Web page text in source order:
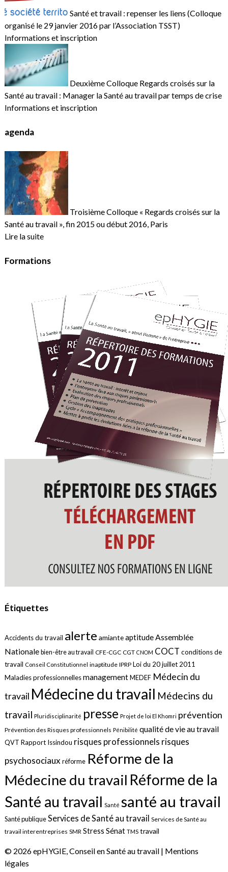
Santé et travail : repenser les liens (Colloque
organisé le 29 janvier 2016 par l’Association TSST)
Informations et inscription
Deuxième Colloque Regards croisés sur la
Santé au travail : Manager la Santé au travail par temps de crise
Informations et inscription
agenda
Troisième Colloque « Regards croisés sur la
Santé au travail », fin 2015 ou début 2016, Paris
Lire la suite
Formations
Étiquettes
Accidents du travail alerte amianteaptitudeAssemblée
Nationale bien-être au travail CFE-CGC CGT CNOM COCT conditions de
travail Conseil Constitutionnel inaptitude IPRP Loi du 20 juillet 2011
Maladies professionnellesmanagement MEDEF Médecin du
travail Médecine du travail Médecins du
travail Pluridisciplinarité presse Projet de loi El Khomri prévention
Prévention des Risques professionnels Pénibilité qualité de vie au travail
QVT Rapport Issindou risques professionnels risques
psychosociauxréforme Réforme de la
Médecine du travail Réforme de la
Santé au travail Santé santé au travail
Santé publiqueServices de Santé au travail Services de Santé au
travail interentreprises SMR Stress Sénat TMS travail
© 2026 epHYGIE, Conseil en Santé au travail | Mentions
légales